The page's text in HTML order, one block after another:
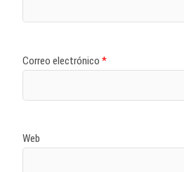
Correo electrónico *
Web